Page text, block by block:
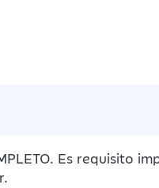
Es requisito